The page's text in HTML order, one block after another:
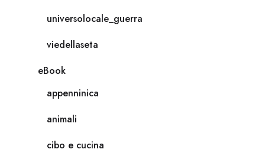
universolocale_guerra
viedellaseta
eBook
appenninica
animali
cibo e cucina